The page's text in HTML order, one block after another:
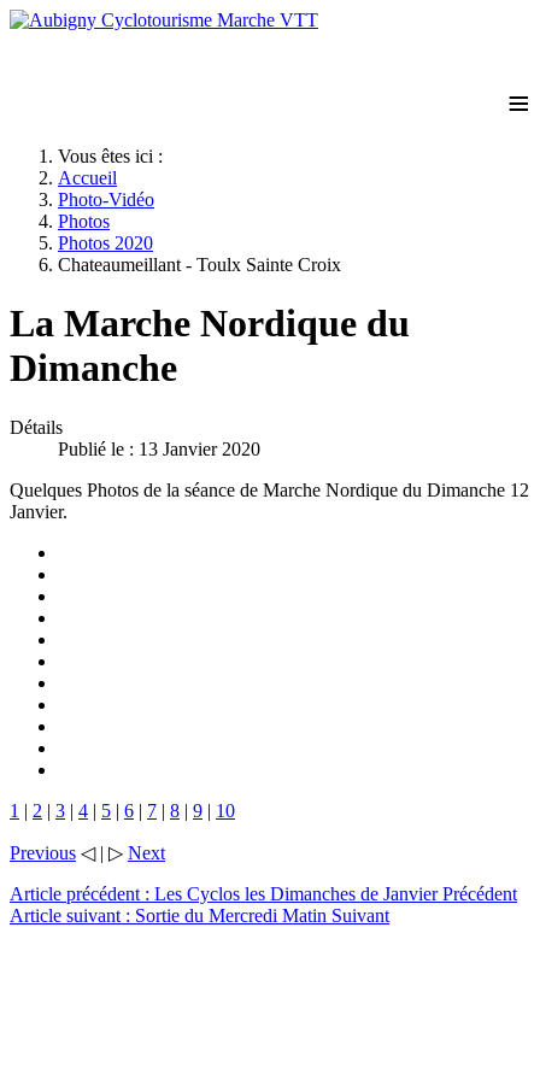
≡
Vous êtes ici :
Accueil
Photo-Vidéo
Photos
Photos 2020
Chateaumeillant - Toulx Sainte Croix
La Marche Nordique du
Dimanche
Détails
Publié le : 13 Janvier 2020
Quelques Photos de la séance de Marche Nordique du Dimanche 12
Janvier.
1 | 2 | 3 | 4 | 5 | 6 | 7 | 8 | 9 | 10
Previous ◁ | ▷ Next
Article précédent : Les Cyclos les Dimanches de JanvierPrécédent
Article suivant : Sortie du Mercredi Matin Suivant